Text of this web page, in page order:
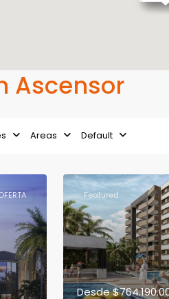
Ascensor
Areas Default
Featured
Desde